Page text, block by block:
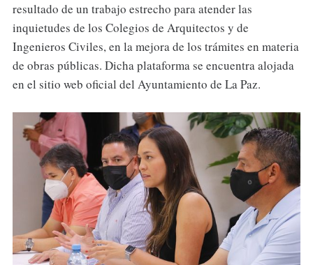
resultado de un trabajo estrecho para atender las
inquietudes de los Colegios de Arquitectos y de
Ingenieros Civiles, en la mejora de los trámites en materia
de obras públicas. Dicha plataforma se encuentra alojada
en el sitio web oficial del Ayuntamiento de La Paz.